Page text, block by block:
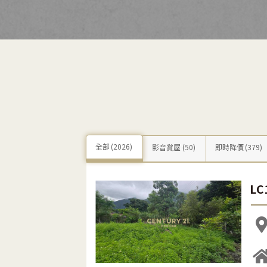
全部 (2026) 影音賞屋 (50) 即時降價(379)